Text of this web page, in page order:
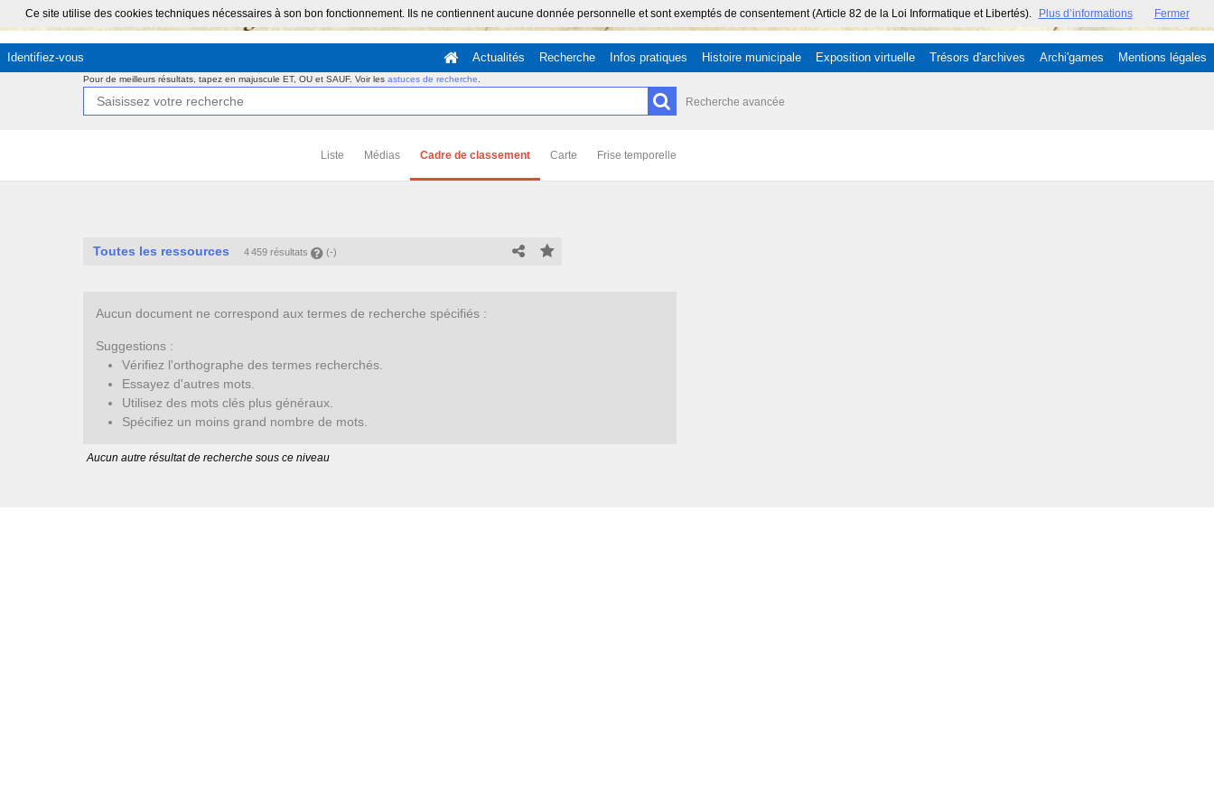
Ce site utilise des cookies techniques nécessaires à son bon fonctionnement. Ils ne contiennent aucune donnée personnelle et sont exemptés de consentement (Article 82 de la Loi Informatique et Libertés). Plus d’informations Fermer
Identifiez-vous Actualités Recherche Infos pratiques Histoire municipale Exposition virtuelle Trésors d'archives Archi'games Mentions légales
Pour de meilleurs résultats, tapez en majuscule ET, OU et SAUF. Voir les astuces de recherche
Recherche avancée
Liste Médias Cadre de classement Carte Frise temporelle
Toutes les ressources 4 459 résultats (-)
Aucun document ne correspond aux termes de recherche spécifiés :
Suggestions :
Vérifiez l'orthographe des termes recherchés.
Essayez d'autres mots.
Utilisez des mots clés plus généraux.
Spécifiez un moins grand nombre de mots.
Aucun autre résultat de recherche sous ce niveau